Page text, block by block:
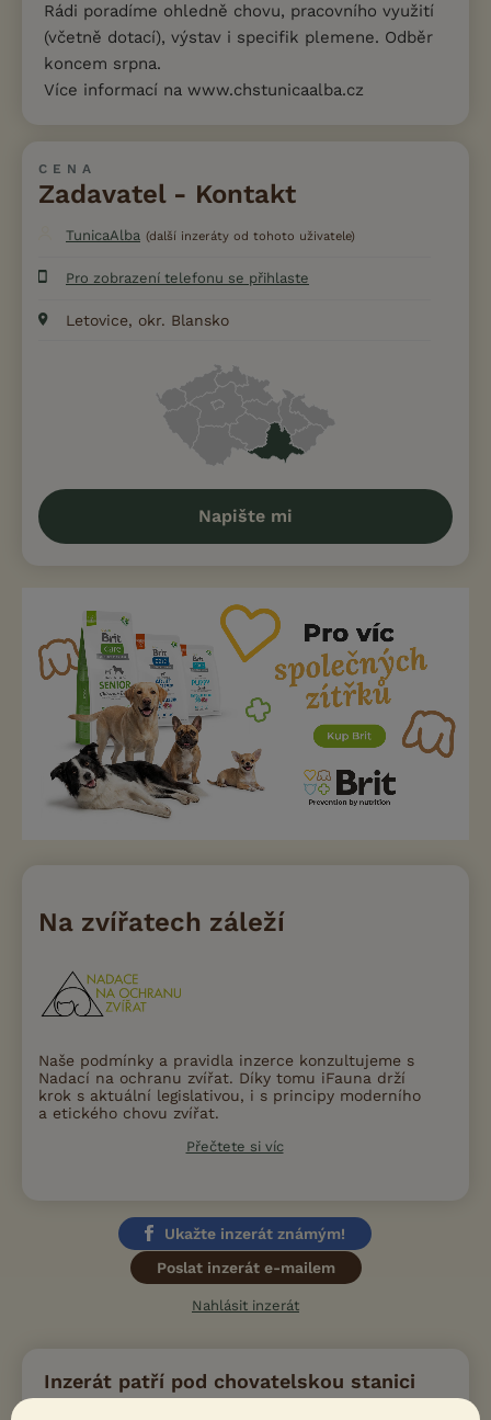
Rádi poradíme ohledně chovu, pracovního využití
(včetně dotací), výstav i specifik plemene. Odběr
koncem srpna.
Více informací na www.chstunicaalba.cz
CENA
Zadavatel - Kontakt
TunicaAlba (další inzeráty od tohoto uživatele)
Pro zobrazení telefonu se přihlaste
Letovice, okr. Blansko
Napište mi
Na zvířatech záleží
Naše podmínky a pravidla inzerce konzultujeme s
Nadací na ochranu zvířat. Díky tomu iFauna drží
krok s aktuální legislativou, i s principy moderního
a etického chovu zvířat.
Přečtete si víc
Ukažte inzerát známým!
Poslat inzerát e-mailem
Nahlásit inzerát
Inzerát patří pod chovatelskou stanici
Tunica Alba